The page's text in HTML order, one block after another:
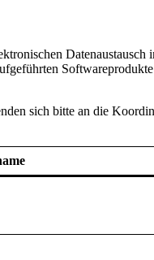
sich bitte an die